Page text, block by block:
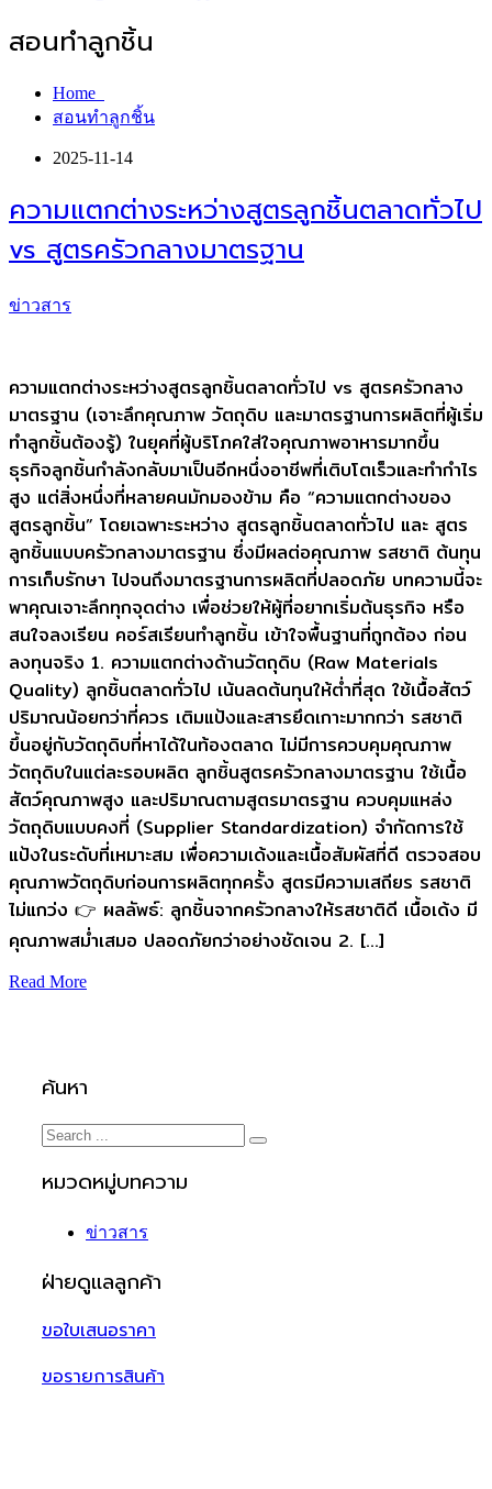
สอนทำลูกชิ้น
Home
สอนทำลูกชิ้น
2025-11-14
ความแตกต่างระหว่างสูตรลูกชิ้นตลาดทั่วไป
vs สูตรครัวกลางมาตรฐาน
ข่าวสาร
ความแตกต่างระหว่างสูตรลูกชิ้นตลาดทั่วไป vs สูตรครัวกลาง
มาตรฐาน (เจาะลึกคุณภาพ วัตถุดิบ และมาตรฐานการผลิตที่ผู้เริ่ม
ทำลูกชิ้นต้องรู้) ในยุคที่ผู้บริโภคใส่ใจคุณภาพอาหารมากขึ้น
ธุรกิจลูกชิ้นกำลังกลับมาเป็นอีกหนึ่งอาชีพที่เติบโตเร็วและทำกำไร
สูง แต่สิ่งหนึ่งที่หลายคนมักมองข้าม คือ “ความแตกต่างของ
สูตรลูกชิ้น” โดยเฉพาะระหว่าง สูตรลูกชิ้นตลาดทั่วไป และ สูตร
ลูกชิ้นแบบครัวกลางมาตรฐาน ซึ่งมีผลต่อคุณภาพ รสชาติ ต้นทุน
การเก็บรักษา ไปจนถึงมาตรฐานการผลิตที่ปลอดภัย บทความนี้จะ
พาคุณเจาะลึกทุกจุดต่าง เพื่อช่วยให้ผู้ที่อยากเริ่มต้นธุรกิจ หรือ
สนใจลงเรียน คอร์สเรียนทำลูกชิ้น เข้าใจพื้นฐานที่ถูกต้อง ก่อน
ลงทุนจริง 1. ความแตกต่างด้านวัตถุดิบ (Raw Materials
Quality) ลูกชิ้นตลาดทั่วไป เน้นลดต้นทุนให้ต่ำที่สุด ใช้เนื้อสัตว์
ปริมาณน้อยกว่าที่ควร เติมแป้งและสารยึดเกาะมากกว่า รสชาติ
ขึ้นอยู่กับวัตถุดิบที่หาได้ในท้องตลาด ไม่มีการควบคุมคุณภาพ
วัตถุดิบในแต่ละรอบผลิต ลูกชิ้นสูตรครัวกลางมาตรฐาน ใช้เนื้อ
สัตว์คุณภาพสูง และปริมาณตามสูตรมาตรฐาน ควบคุมแหล่ง
วัตถุดิบแบบคงที่ (Supplier Standardization) จำกัดการใช้
แป้งในระดับที่เหมาะสม เพื่อความเด้งและเนื้อสัมผัสที่ดี ตรวจสอบ
คุณภาพวัตถุดิบก่อนการผลิตทุกครั้ง สูตรมีความเสถียร รสชาติ
ไม่แกว่ง 👉 ผลลัพธ์: ลูกชิ้นจากครัวกลางให้รสชาติดี เนื้อเด้ง มี
คุณภาพสม่ำเสมอ ปลอดภัยกว่าอย่างชัดเจน 2. […]
Read More
ค้นหา
หมวดหมู่บทความ
ข่าวสาร
ฝ่ายดูแลลูกค้า
ขอใบเสนอราคา
ขอรายการสินค้า